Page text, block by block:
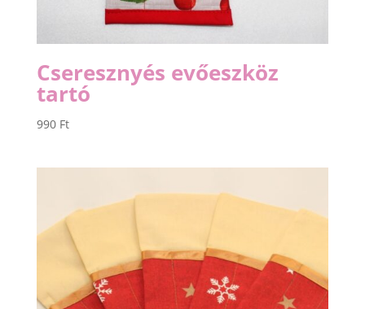
Cseresznyés evőeszköz
tartó
990 Ft